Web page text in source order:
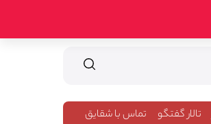
تالار گفتگو تماس با شقایق